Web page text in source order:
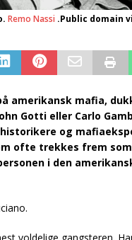
Remo Nassi .Public domain
amerikansk mafia,
Gotti eller Carlo
og
ofte trekkes frem
i den